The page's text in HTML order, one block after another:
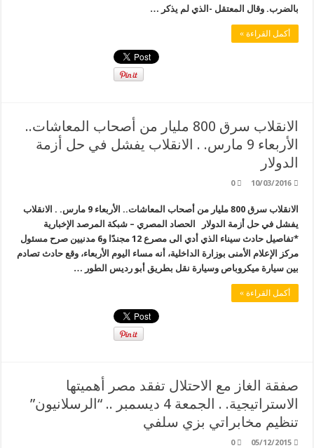
بالضرب. وقال المعتقل -الذي لم يذكر …
أكمل القراءة »
الانقلاب سرق 800 مليار من أصحاب المعاشات..
الأربعاء 9 مارس. . الانقلاب يفشل في حل أزمة
الدولار
10/03/2016
0
الانقلاب سرق 800 مليار من أصحاب المعاشات.. الأربعاء 9 مارس. . الانقلاب
يفشل في حل أزمة الدولار الحصاد المصري – شبكة المرصد الإخبارية
*تفاصيل حادث سيناء الذي أدي الى مصرع 12 مجندًا و6 مدنيين صرح مسئول
مركز الإعلام الأمنى بوزارة الداخلية، أنه مساء اليوم الأربعاء، وقع حادث تصادم
بين سيارة ميكروباص وسيارة نقل بطريق أبو رديس الطور …
أكمل القراءة »
صفقة الغاز مع الاحتلال تفقد مصر أهميتها
الاستراتيجية. . الجمعة 4 ديسمبر .. “الرسلانيون”
تنظيم مخابراتي بزي سلفي
05/12/2015
0